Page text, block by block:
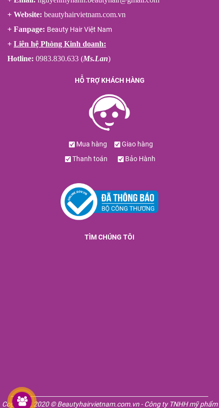
+ Website: beautyhairvietnam.com.vn
+ Fanpage: Beauty Hair Việt Nam
+ Liên hệ Phòng Kinh doanh:
Hotline: 0983.830.633 (Ms.Lan)
HỖ TRỢ KHÁCH HÀNG
Mua hàng
Giao hàng
Thanh toán
Bảo Hành
TÌM CHÚNG TÔI
Copyright 2020 © Beautyhairvietnam.com.vn - Công ty TNHH mỹ phẩm